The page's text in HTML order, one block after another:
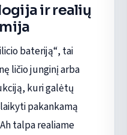
ir realių
bateriją“, tai
ličio junginį arba
kuri galėtų
pakankamą
talpa realiame